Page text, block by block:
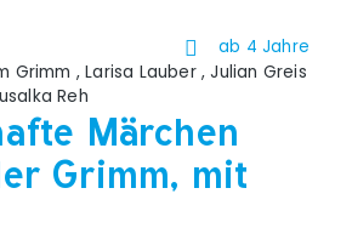
ab 4 Jahre
Grimm ,Larisa Lauber,Julian Greis
Reh
Märchen
Grimm, mit